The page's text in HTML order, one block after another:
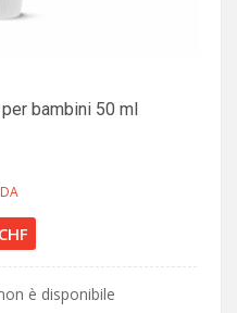
bambini 50 ml
è disponibile